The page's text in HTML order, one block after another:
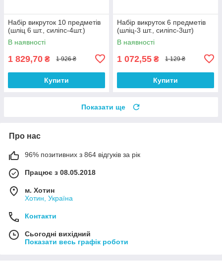
Набір викруток 10 предметів
(шліц 6 шт., силіпс-4шт.)
В наявності
1 829,70 ₴ 1 926 ₴
Купити
Набір викруток 6 предметів
(шліц-3 шт., силіпс-3шт)
В наявності
1 072,55 ₴ 1 129 ₴
Купити
Показати ще
Про нас
96% позитивних з 864 відгуків за рік
Працює з 08.05.2018
м. Хотин
Хотин, Україна
Контакти
Сьогодні вихідний
Показати весь графік роботи